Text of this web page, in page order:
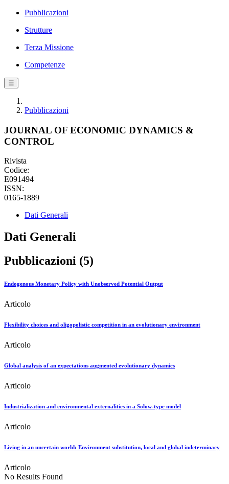
Pubblicazioni
Strutture
Terza Missione
Competenze
☰
Pubblicazioni
JOURNAL OF ECONOMIC DYNAMICS &
CONTROL
Rivista
Codice:
E091494
ISSN:
0165-1889
Dati Generali
Dati Generali
Pubblicazioni (5)
Endogenous Monetary Policy with Unobserved Potential Output
Articolo
Flexibility choices and oligopolistic competition in an evolutionary environment
Articolo
Global analysis of an expectations augmented evolutionary dynamics
Articolo
Industrialization and environmental externalities in a Solow-type model
Articolo
Living in an uncertain world: Environment substitution, local and global indeterminacy
Articolo
No Results Found